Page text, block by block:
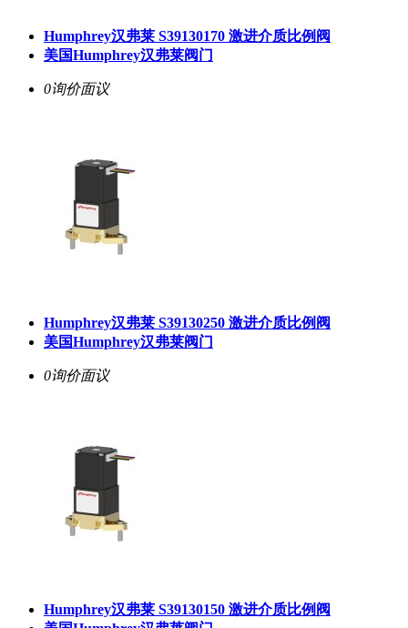
Humphrey汉弗莱 S39130170 激进介质比例阀
美国Humphrey汉弗莱阀门
0询价面议
Humphrey汉弗莱 S39130250 激进介质比例阀
美国Humphrey汉弗莱阀门
0询价面议
Humphrey汉弗莱 S39130150 激进介质比例阀